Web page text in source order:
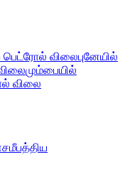
பெட்ரோல் விலைபுனேயில்
மும்பையில்
விலை
சமீபத்திய